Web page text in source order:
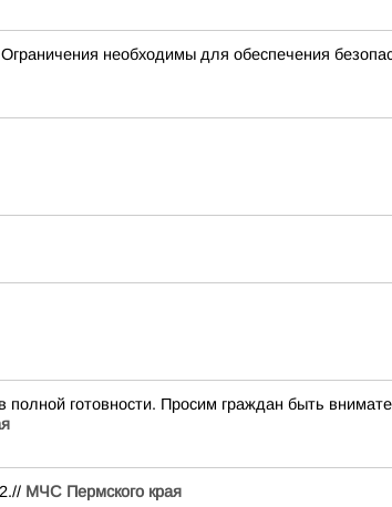
необходимы для обеспечения
готовности. Просим граждан быть
МЧС Пермского края